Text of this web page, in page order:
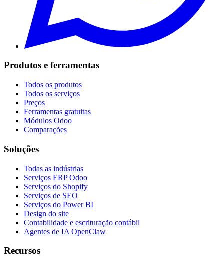
Produtos e ferramentas
Todos os produtos
Todos os serviços
Preços
Ferramentas gratuitas
Módulos Odoo
Comparações
Soluções
Todas as indústrias
Serviços ERP Odoo
Serviços do Shopify
Serviços de SEO
Serviços do Power BI
Design do site
Contabilidade e escrituração contábil
Agentes de IA OpenClaw
Recursos